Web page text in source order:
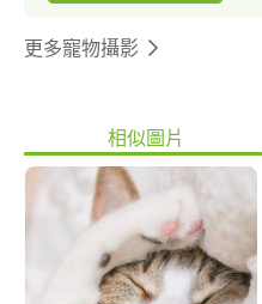
更多寵物攝影
相似圖片